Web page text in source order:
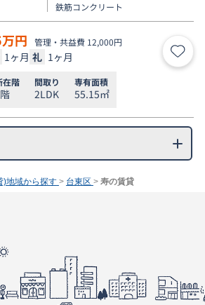
鉄筋コンクリート
万円 管理・共益費 12,000円
1ヶ月 礼 1ヶ月 お気
在階 間取り
2LDK
専有面積
55.15㎡
)地域から探す > 台東区 > 寿の賃貸